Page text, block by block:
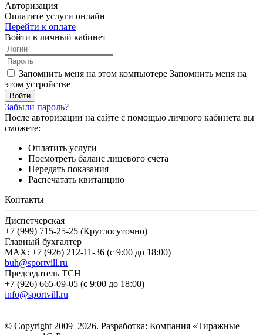
Авторизация
Оплатите услуги онлайн
Перейти к оплате
Войти в личный кабинет
Запомнить меня на этом компьютере Запомнить меня на
этом устройстве
Забыли пароль?
После авторизации на сайте с помощью личного кабинета вы
сможете:
Оплатить услуги
Посмотреть баланс лицевого счета
Передать показания
Распечатать квитанцию
Контакты
Диспетчерская
+7 (999) 715-25-25 (Круглосуточно)
Главный бухгалтер
MAX: +7 (926) 212-11-36 (с 9:00 до 18:00)
buh@sportvill.ru
Председатель ТСН
+7 (926) 665-09-05 (с 9:00 до 18:00)
info@sportvill.ru
© Copyright 2009–2026. Разработка: Компания «Тиражные